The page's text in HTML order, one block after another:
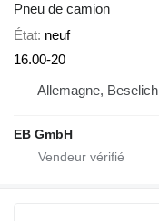
Pneu de camion
État neuf
16.00-20
Allemagne, Beselich
EB GmbH